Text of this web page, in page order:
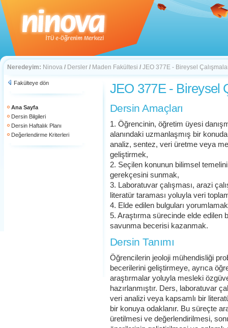
Neredeyim: Ninova / Dersler / Maden Fakültesi / JEO 377E - Bireysel
Fakülteye dön
Ana Sayfa
Dersin Bilgileri
Dersin Haftalık Planı
Değerlendirme Kriterleri
JEO 377E - Bireysel
Dersin Amaçları
1. Öğrencinin, öğretim üyesi
alanındaki uzmanlaşmış bir
analiz, sentez, veri üretme veya
geliştirmek,
2. Seçilen konunun bilimsel
gerekçesini sunmak,
3. Laboratuvar çalışması, arazi
literatür taraması yoluyla veri
4. Elde edilen bulguları
5. Araştırma sürecinde elde edilen
savunma becerisi kazanmak.
Dersin Tanımı
Öğrencilerin jeoloji mühendisliği
becerilerini geliştirmeye, ayrıca
araştırmalar yoluyla mesleki
hazırlanmıştır. Ders, laboratuvar
veri analizi veya kapsamlı bir
bir konuya odaklanır. Bu süreçte
üretilmesi ve değerlendirilmesi,